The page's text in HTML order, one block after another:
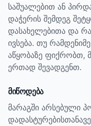
საშუალებით ან
დაჭერის შემდეგ
დასახელებითა და
ივსება. თუ
აწყობაზე ფიქრობთ,
ერთად შევადგენთ.
მიწოდება
მარაგში არსებული